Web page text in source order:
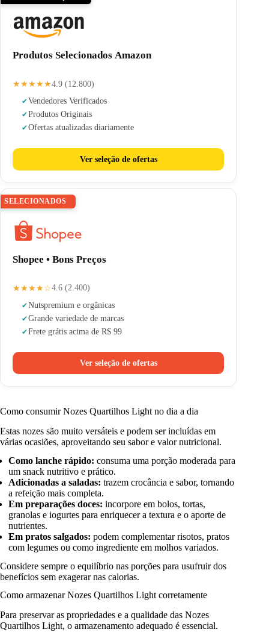
Produtos Selecionados Amazon
★★★★★4.9 (12.800)
Vendedores Verificados
Produtos Originais
Ofertas atualizadas diariamente
Ver seleção de ofertas
SELECIONADOS
Shopee • Bons Preços
★★★★☆4.6 (2.400)
Nutspremium e orgânicas
Grande variedade de marcas
Frete grátis acima de R$ 99
Ver seleção de ofertas
Como consumir Nozes Quartilhos Light no dia a dia
Estas nozes são muito versáteis e podem ser incluídas em
várias ocasiões, aproveitando seu sabor e valor nutricional.
Como lanche rápido: consuma uma porção moderada para
um snack nutritivo e prático.
Adicionadas a saladas: trazem crocância e sabor, tornando
a refeição mais completa.
Em preparações doces: incorpore em bolos, tortas,
granolas e iogurtes para enriquecer a textura e o aporte de
nutrientes.
Em pratos salgados: podem complementar risotos, pratos
com legumes ou como ingrediente em molhos variados.
Considere sempre o equilíbrio nas porções para usufruir dos
benefícios sem exagerar nas calorias.
Como armazenar Nozes Quartilhos Light corretamente
Para preservar as propriedades e a qualidade das Nozes
Quartilhos Light, o armazenamento adequado é essencial.